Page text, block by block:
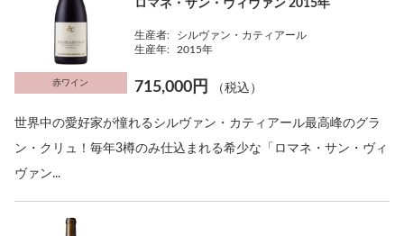
赤ワイン
ロマネ・サン・ヴィヴァン 2015年
生産者:
シルヴァン・カティアール
生産年:
2015年
715,000円 （税込）
世界中の愛好家が憧れるシルヴァン・カティアール最高峰のグラ
ン・クリュ！毎年3樽のみ仕込まれる希少な「ロマネ・サン・ヴィ
ヴァン...